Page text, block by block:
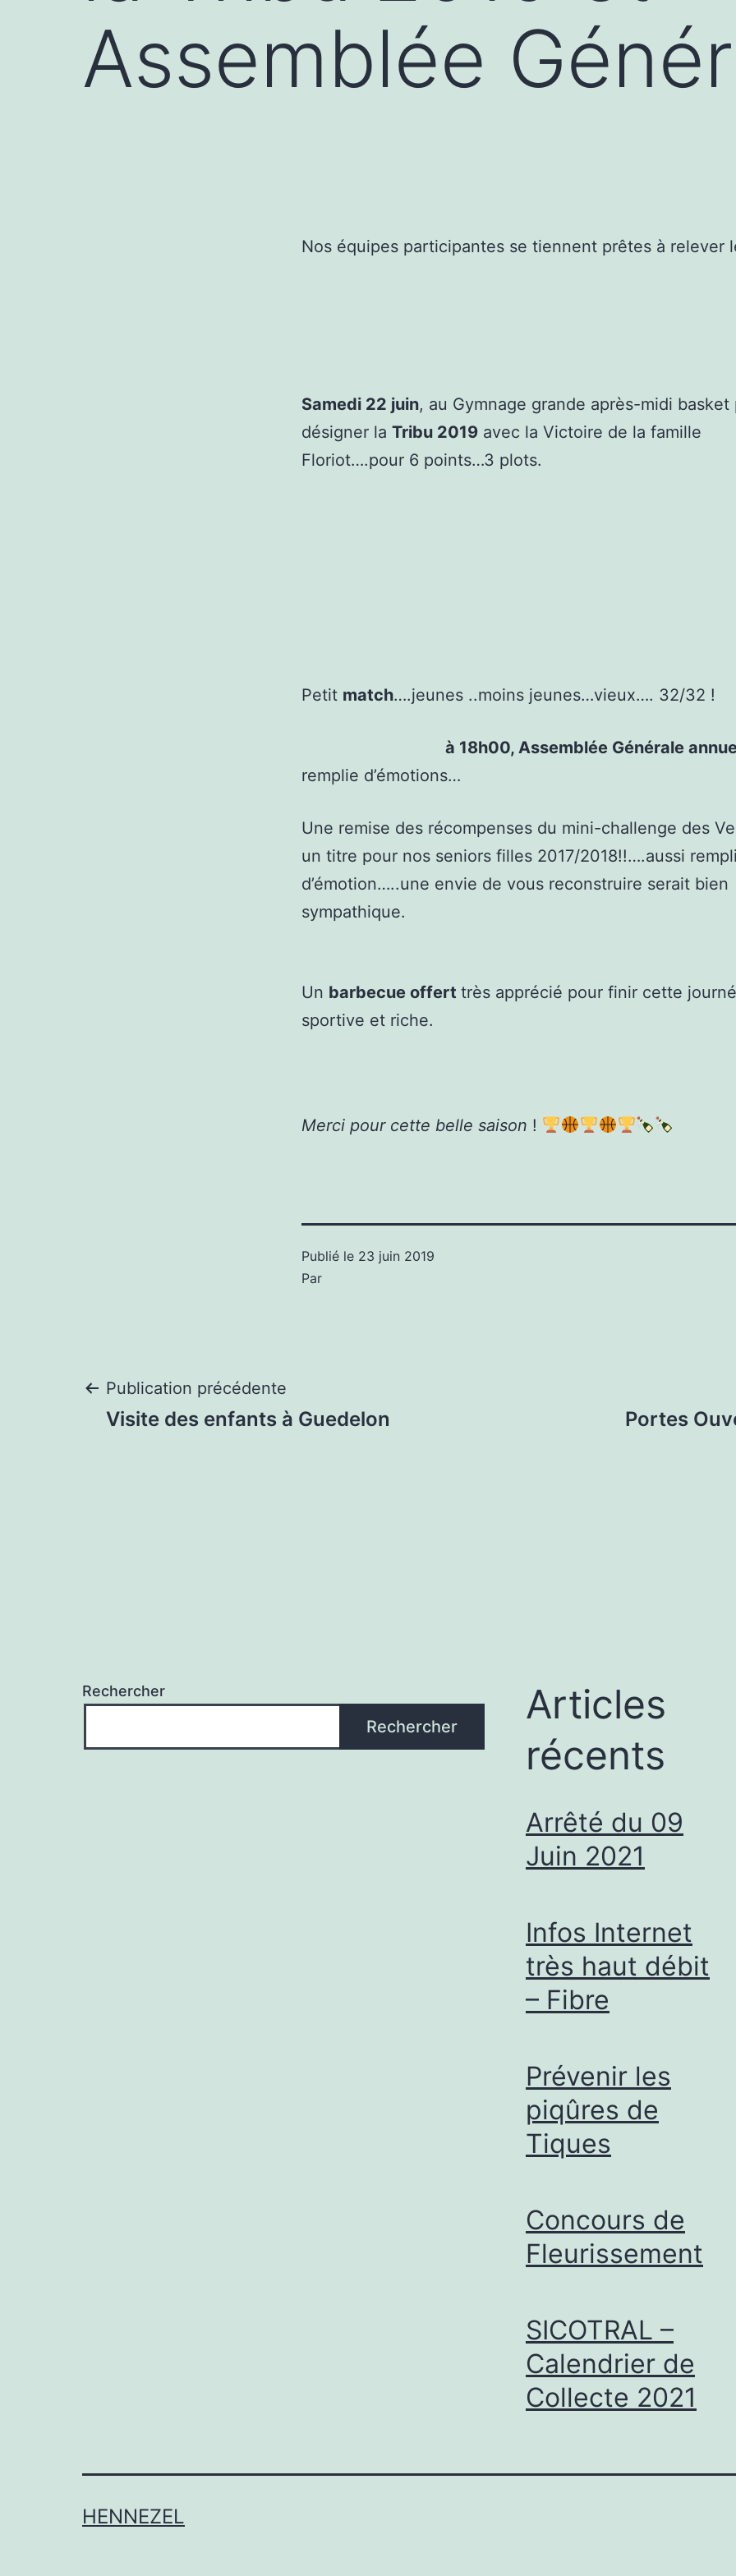
Assemblée
Nos équipes participantes se tiennent prêtes à relever
Samedi 22 juin, au Gymnage grande après-midi basket
désigner la Tribu 2019 avec la Victoire de la famille
Floriot….pour 6 points…3 plots.
Petit match….jeunes ..moins jeunes…vieux…. 32/32 !
à 18h00, Assemblée Générale
remplie d’émotions…
Une remise des récompenses du mini-challenge des
un titre pour nos seniors filles 2017/2018!!….aussi
d’émotion…..une envie de vous reconstruire serait bien
sympathique.
Un barbecue offert très apprécié pour finir cette
sportive et riche.
Merci pour cette belle saison !
Publié le 23 juin 2019
Par
Navigation
Publication précédente
Visite des enfants à Guedelon Portes
Rechercher
Rechercher
Articles
récents
Arrêté du 09
Juin 2021
Infos Internet
très haut débit
– Fibre
Prévenir les
piqûres de
Tiques
Concours de
Fleurissement
SICOTRAL –
Calendrier de
Collecte 2021
HENNEZEL